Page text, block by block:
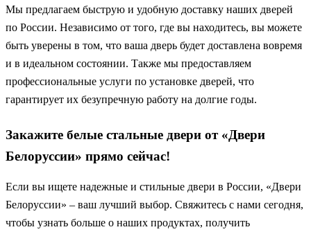
Мы предлагаем быструю и удобную доставку наших дверей
по России. Независимо от того, где вы находитесь, вы можете
быть уверены в том, что ваша дверь будет доставлена вовремя
и в идеальном состоянии. Также мы предоставляем
профессиональные услуги по установке дверей, что
гарантирует их безупречную работу на долгие годы.
Закажите белые стальные двери от «Двери
Белоруссии» прямо сейчас!
Если вы ищете надежные и стильные двери в России, «Двери
Белоруссии» – ваш лучший выбор. Свяжитесь с нами сегодня,
чтобы узнать больше о наших продуктах, получить